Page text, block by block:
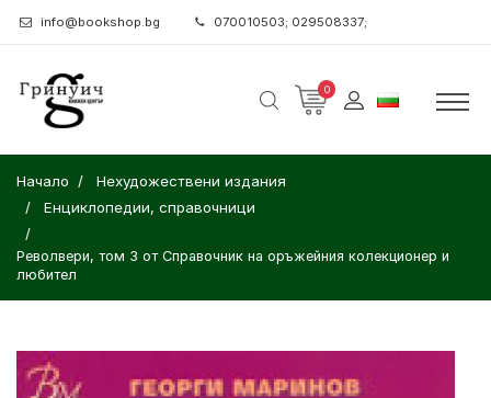
info@bookshop.bg 070010503; 029508337;
0
Начало
Нехудожествени издания
Енциклопедии, справочници
Револвери, том 3 от Справочник на оръжейния колекционер и
любител